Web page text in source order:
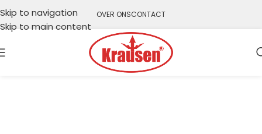
Skip to navigation
Skip to main content
OVER ONSCONTACT